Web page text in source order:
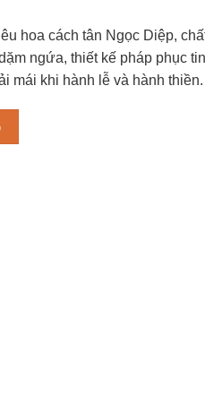
hoa cách tân Ngọc Diệp,
ngứa, thiết kế pháp phục
mái khi hành lễ và hành thiền.